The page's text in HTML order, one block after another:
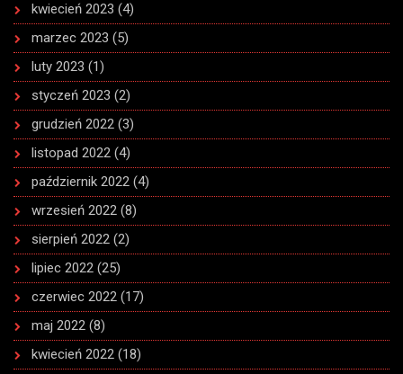
kwiecień 2023 (4)
marzec 2023 (5)
luty 2023 (1)
styczeń 2023 (2)
grudzień 2022 (3)
listopad 2022 (4)
październik 2022 (4)
wrzesień 2022 (8)
sierpień 2022 (2)
lipiec 2022 (25)
czerwiec 2022 (17)
maj 2022 (8)
kwiecień 2022 (18)